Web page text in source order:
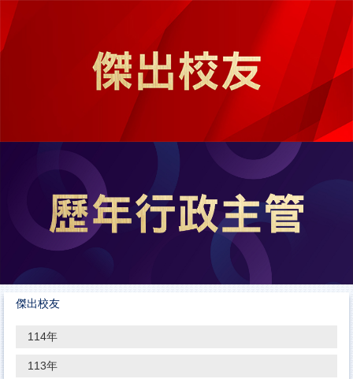
跳
到
傑出校友
114年
113年